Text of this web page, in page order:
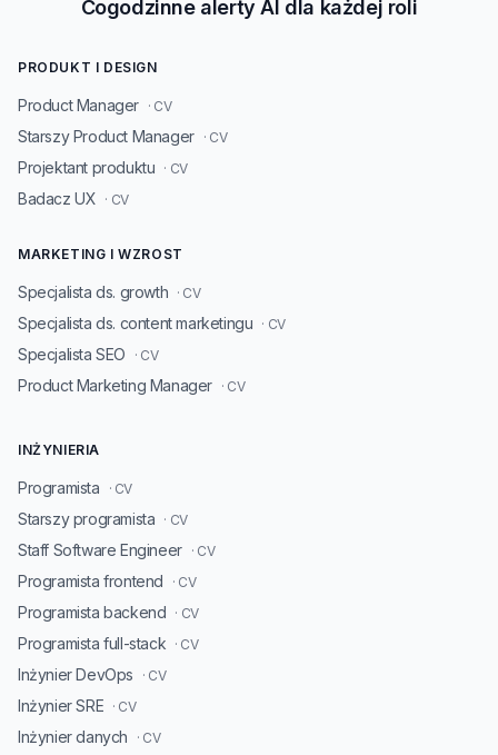
Cogodzinne alerty AI dla każdej roli
PRODUKT I DESIGN
Product Manager · CV
Starszy Product Manager · CV
Projektant produktu · CV
Badacz UX · CV
MARKETING I WZROST
Specjalista ds. growth · CV
Specjalista ds. content marketingu · CV
Specjalista SEO · CV
Product Marketing Manager · CV
INŻYNIERIA
Programista · CV
Starszy programista · CV
Staff Software Engineer · CV
Programista frontend · CV
Programista backend · CV
Programista full-stack · CV
Inżynier DevOps · CV
Inżynier SRE · CV
Inżynier danych · CV